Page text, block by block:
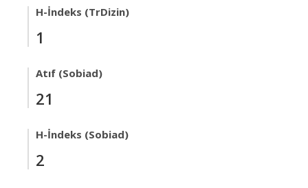
H-İndeks (TrDizin)
1
Atıf (Sobiad)
21
H-İndeks (Sobiad)
2